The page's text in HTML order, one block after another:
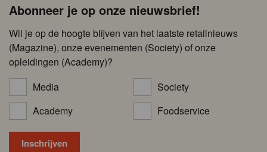
Abonneer je op onze nieuwsbrief!
Wil je op de hoogte blijven van het laatste retailnieuws
(Magazine), onze evenementen (Society) of onze
opleidingen (Academy)?
Media
Society
Academy
Foodservice